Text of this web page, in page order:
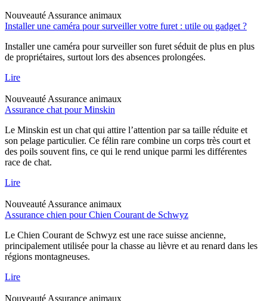
NouveautéAssurance animaux
Installer une caméra pour surveiller votre furet : utile ou gadget ?
Installer une caméra pour surveiller son furet séduit de plus en plus
de propriétaires, surtout lors des absences prolongées.
Lire
NouveautéAssurance animaux
Assurance chat pour Minskin
Le Minskin est un chat qui attire l’attention par sa taille réduite et
son pelage particulier. Ce félin rare combine un corps très court et
des poils souvent fins, ce qui le rend unique parmi les différentes
race de chat.
Lire
NouveautéAssurance animaux
Assurance chien pour Chien Courant de Schwyz
Le Chien Courant de Schwyz est une race suisse ancienne,
principalement utilisée pour la chasse au lièvre et au renard dans les
régions montagneuses.
Lire
Nouveauté Assurance animaux